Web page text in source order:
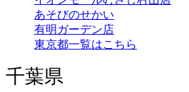
あそびのせかい
有明ガーデン店
東京都一覧はこちら
千葉県